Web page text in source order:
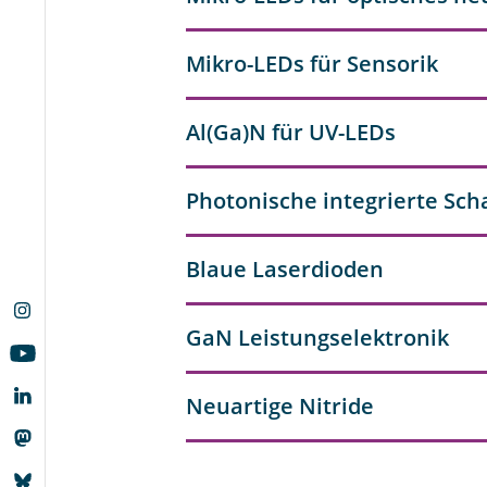
Mikro-LEDs für Sensorik
Al(Ga)N für UV-LEDs
Photonische integrierte
Blaue Laserdioden
GaN Leistungselektronik
Neuartige Nitride